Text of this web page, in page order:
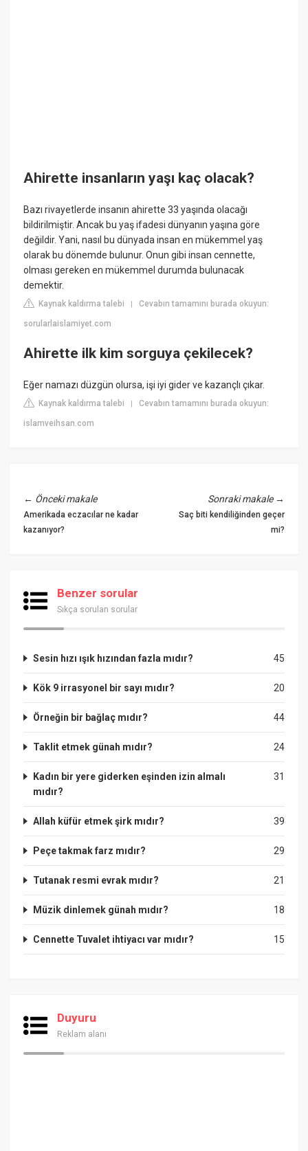
Ahirette insanların yaşı kaç olacak?
Bazı rivayetlerde insanın ahirette 33 yaşında olacağı
bildirilmiştir. Ancak bu yaş ifadesi dünyanın yaşına göre
değildir. Yani, nasıl bu dünyada insan en mükemmel yaş
olarak bu dönemde bulunur. Onun gibi insan cennette,
olması gereken en mükemmel durumda bulunacak
demektir.
Kaynak kaldırma talebi |Cevabın tamamını burada okuyun:
sorularlaislamiyet.com
Ahirette ilk kim sorguya çekilecek?
Eğer namazı düzgün olursa, işi iyi gider ve kazançlı çıkar.
Kaynak kaldırma talebi |Cevabın tamamını burada okuyun:
islamveihsan.com
← Önceki makale
Amerikada eczacılar ne kadar
kazanıyor?
Sonraki makale→
Saç biti kendiliğinden geçer
mi?
Benzer sorular
Sıkça sorulan sorular
45
Sesin hızı ışık hızından fazla mıdır?
20
Kök 9 irrasyonel bir sayı mıdır?
44
Örneğin bir bağlaç mıdır?
24
Taklit etmek günah mıdır?
31
Kadın bir yere giderken eşinden izin almalı
mıdır?
39
Allah küfür etmek şirk mıdır?
29
Peçe takmak farz mıdır?
21
Tutanak resmi evrak mıdır?
18
Müzik dinlemek günah mıdır?
15
Cennette Tuvalet ihtiyacı var mıdır?
Duyuru
Reklam alanı